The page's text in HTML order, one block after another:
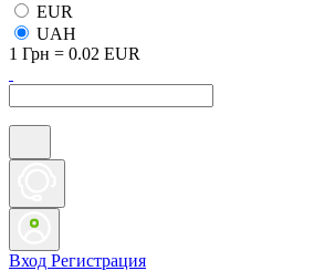
EUR
UAH
1 Грн = 0.02 EUR
Вход Регистрация